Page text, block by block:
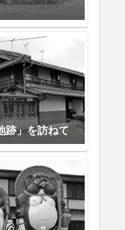
跡」を訪ねて